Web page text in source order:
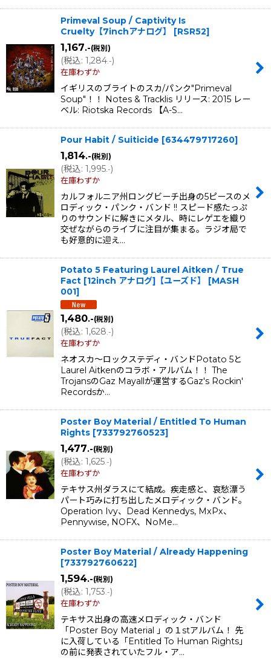
Primeval Soup / Captivity Is
Cruelty【7inchアナログ】
[RSR52]
1,167.-(税別)
(税込: 1,284 .-)
在庫わずか
イギリスのブライトのスカ/パンク"Primeval
Soup"！！ Notes & Tracklis リリース: 2015 レー
ベル: Riotska Records 【A-S…
Pour Habit / Suiticide [634479717260]
1,814.-(税別)
(税込: 1,995 .-)
在庫わずか
カルフォルニア州ロングビーチ出身の5ピースのメ
ロディック・パンク・バンド !! スピード感たっぷ
りのサウンドに解きにメタル、時にレゲエを織り
交ぜながらのライブに注目が集まる。ラジオ局で
も好意的に迎え…
Potato 5 Featuring Laurel Aitken / True
Fact [12inch アナログ]【ユーズド】
[MASH
001]
1,480.-(税別)
(税込: 1,628.-)
在庫わずか
ネオスカ〜ロックステディ・バンドPotato 5と
Laurel Aitkenのコラボ・アルバム！！ The
TrojansのGaz Mayallが運営するGaz's Rockin'
Recordsか…
Poster Boy Material / Entitled To Human
Rights [733792760523]
1,477.-(税別)
(税込: 1,625.-)
在庫わずか
テキサス州ダラスにて結成。疾走感と、哀愁漂う
パート巧みに打ち出したメロディック・バンド。
Operation Ivy、Dead Kennedys, MxPx、
Pennywise, NOFX、NoMe…
Poster Boy Material / Already Happening
[733792760622]
1,594.-(税別)
(税込: 1,753.-)
在庫わずか
テキサス出身の高速メロディック・バンド
「Poster Boy Material 」の１stアルバム！ 先
に入荷している「Entitled To Human Rights」
の前に発表されていたフル・ア…